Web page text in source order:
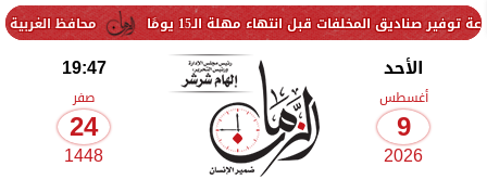
محافظ الغربية يتفقد حزمة قبل انتهاء مهلة الـ15 يومًا
الأحد
أغسطس
9
2026
19:47
صفر
24
1448